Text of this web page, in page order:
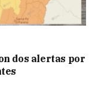
dos alertas por